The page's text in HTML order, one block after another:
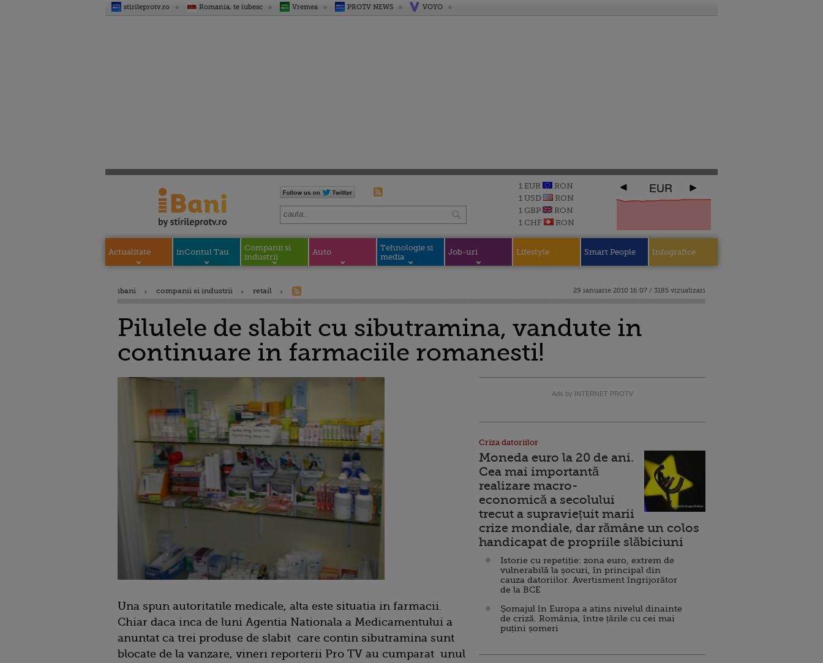
stirileprotv.ro Romania, te iubesc Vremea PROTV NEWS VOYO
1 EUR
RON
1 USD
RON
1 GBP
RON
1 CHF
RON
EUR
Actualitate inContul Tau
Companii si
industrii
Auto
Tehnologie si
media
Job-uri Lifestyle Smart People Infografice
ibani companii si industrii retail 29 ianuarie 2010 16:07 / 3185 vizualizari
Pilulele de slabit cu sibutramina, vandute in
continuare in farmaciile romanesti!
Una spun autoritatile medicale, alta este situatia in farmacii.
Chiar daca inca de luni Agentia Nationala a Medicamentului a
anuntat ca trei produse de slabit care contin sibutramina sunt
blocate de la vanzare, vineri reporterii Pro TV au cumparat unul
Ads by INTERNET PROTV
Criza datoriilor
Moneda euro la 20 de ani.
Cea mai importantă
realizare macro-
economică a secolului
trecut a supraviețuit marii
crize mondiale, dar rămâne un colos
handicapat de propriile slăbiciuni
Istorie cu repetiție: zona euro, extrem de
vulnerabilă la șocuri, în principal din
cauza datoriilor. Avertisment îngrijorător
de la BCE
Șomajul în Europa a atins nivelul dinainte
de criză. România, între țările cu cei mai
puțini șomeri